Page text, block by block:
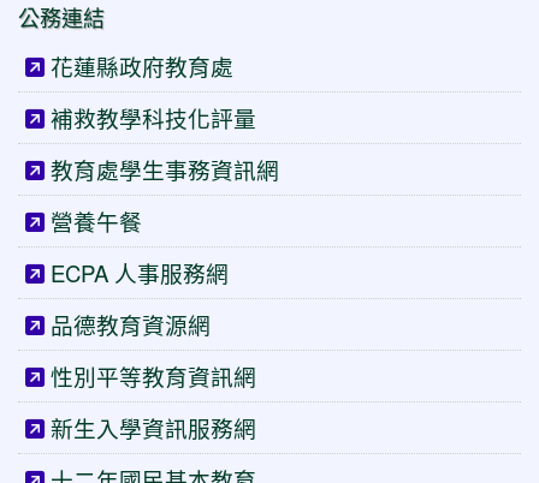
公務連結
花蓮縣政府教育處
補救教學科技化評量
教育處學生事務資訊網
營養午餐
ECPA 人事服務網
品德教育資源網
性別平等教育資訊網
新生入學資訊服務網